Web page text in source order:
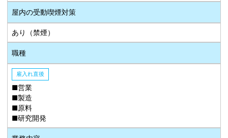
屋内の受動喫煙対策
あり（禁煙）
職種
雇入れ直後
■営業
■製造
■原料
■研究開発